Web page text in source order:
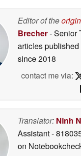
Editor of the
Brecher- Senior
articles
since 2018
contact me via:
Translator: Ninh
Assistant-
on